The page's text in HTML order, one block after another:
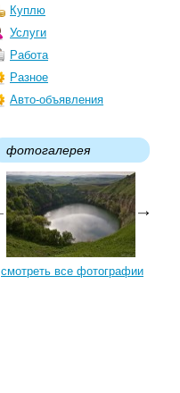
Куплю
Услуги
Работа
Разное
Авто-объявления
фотогалерея
смотреть все фотографии